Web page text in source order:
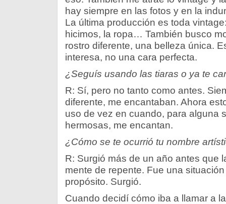
hay siempre en las fotos y en la
La última producción es toda
hicimos, la ropa… También busco
rostro diferente, una belleza única.
interesa, no una cara perfecta.
¿Seguís usando las tiaras o ya te
R: Sí, pero no tanto como antes.
diferente, me encantaban. Ahora
uso de vez en cuando, para alguna
hermosas, me encantan.
¿Cómo se te ocurrió tu nombre
R: Surgió más de un año antes que
mente de repente. Fue una
propósito. Surgió.
Cuando decidí cómo iba a llamar a